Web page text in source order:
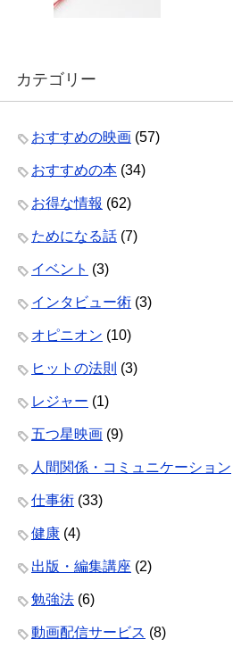
カテゴリー
おすすめの映画 (57)
おすすめの本 (34)
お得な情報 (62)
ためになる話 (7)
イベント (3)
インタビュー術 (3)
オピニオン (10)
ヒットの法則 (3)
レジャー (1)
五つ星映画 (9)
人間関係・コミュニケーション
仕事術 (33)
健康 (4)
出版・編集講座 (2)
勉強法 (6)
動画配信サービス (8)